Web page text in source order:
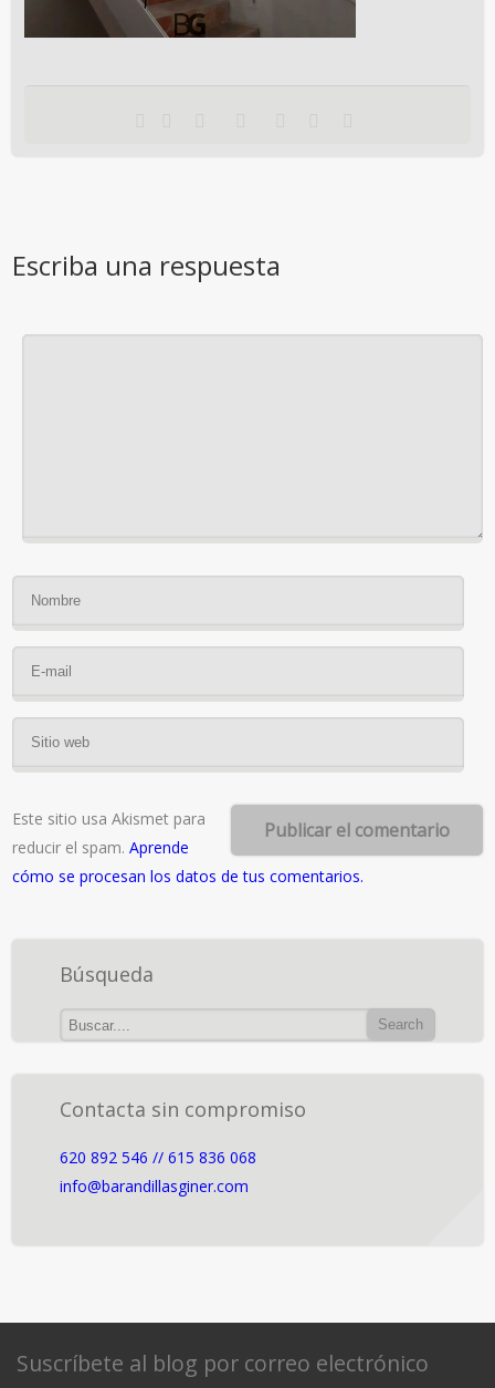
Escriba una respuesta
Este sitio usa Akismet para
reducir el spam.Aprende
cómo se procesan los datos de tus comentarios.
Búsqueda
Contacta sin compromiso
620 892 546 // 615 836 068
info@barandillasginer.com
Suscríbete al blog por correo electrónico